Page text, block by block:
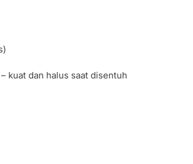
kuat dan halus saat disentuh